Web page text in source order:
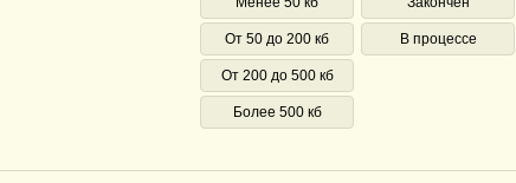
От 50 до 200 кб
От 200 до 500 кб
Более 500 кб
В процессе